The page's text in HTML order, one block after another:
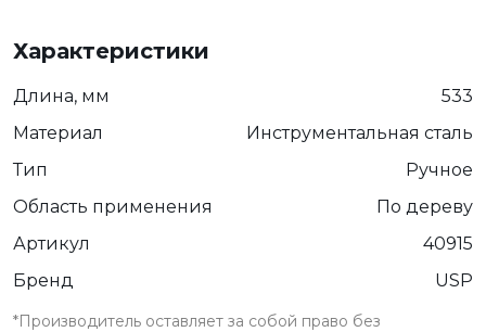
Характеристики
Длина, мм
533
Материал
Инструментальная сталь
Тип
Ручное
Область применения
По дереву
Артикул
40915
Бренд
USP
*Производитель оставляет за собой право без